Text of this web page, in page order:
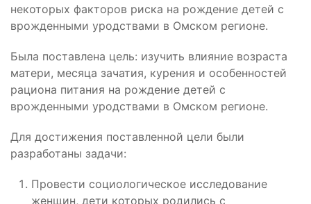
некоторых факторов риска на рождение детей с
врожденными уродствами в Омском регионе.
Была поставлена цель: изучить влияние возраста
матери, месяца зачатия, курения и особенностей
рациона питания на рождение детей с
врожденными уродствами в Омском регионе.
Для достижения поставленной цели были
разработаны задачи:
Провести социологическое исследование
женщин, дети которых родились с